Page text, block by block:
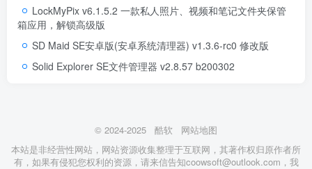
LockMyPix v6.1.5.2 一款私人照片、视频和笔记文件夹保管
箱应用，解锁高级版
SD Maid SE安卓版(安卓系统清理器) v1.3.6-rc0 修改版
Solid Explorer SE文件管理器 v2.8.57 b200302
© 2024-2025 酷软
网站地图
本站是非经营性网站，网站资源收集整理于互联网，其著作权归原作者所
有，如果有侵犯您权利的资源，请来信告知coowsoft@outlook.com，我